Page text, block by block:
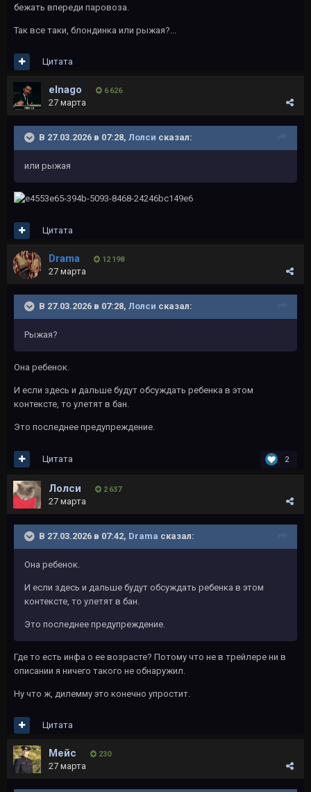
бежать впереди паровоза.
Так все таки, блондинка или рыжая?...
Цитата
elnago 6 626
27 марта
В 27.03.2026 в 07:28, Лолси сказал:
или рыжая
Цитата
Drama 12 198
27 марта
В 27.03.2026 в 07:28, Лолси сказал:
Рыжая?
Она ребенок.
И если здесь и дальше будут обсуждать ребенка в этом
контексте, то улетят в бан.
Это последнее предупреждение.
2
Цитата
Лолси 2 637
27 марта
В 27.03.2026 в 07:42, Drama сказал:
Она ребенок.
И если здесь и дальше будут обсуждать ребенка в этом
контексте, то улетят в бан.
Это последнее предупреждение.
Где то есть инфа о ее возрасте? Потому что не в трейлере ни в
описании я ничего такого не обнаружил.
Ну что ж, дилемму это конечно упростит.
Цитата
Мейс 230
27 марта